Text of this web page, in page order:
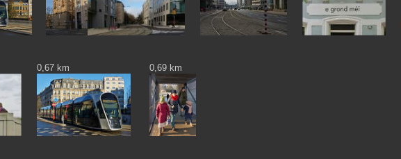
0,67 km 0,69 km